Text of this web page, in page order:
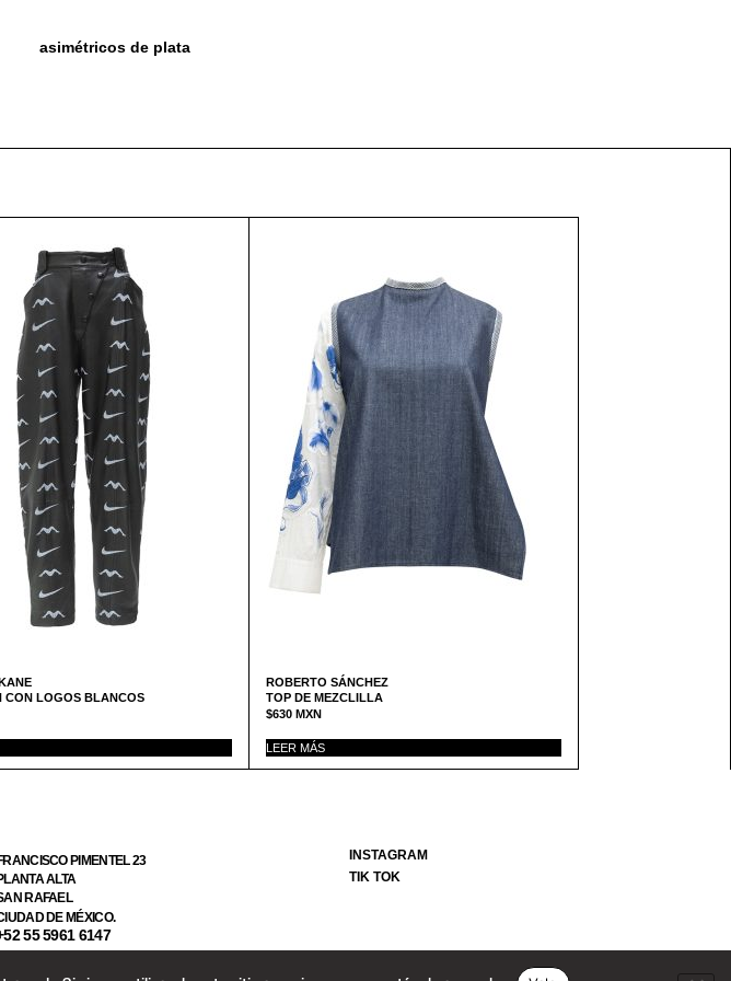
asimétricos de plata
CON LOGOS BLANCOS
ROBERTO SÁNCHEZ
TOP DE MEZCLILLA
$630 MXN
LEER MÁS
PIMENTEL 23
ALTA
RAFAEL
DE MÉXICO.
55 5961 6147
INSTAGRAM
TIK TOK